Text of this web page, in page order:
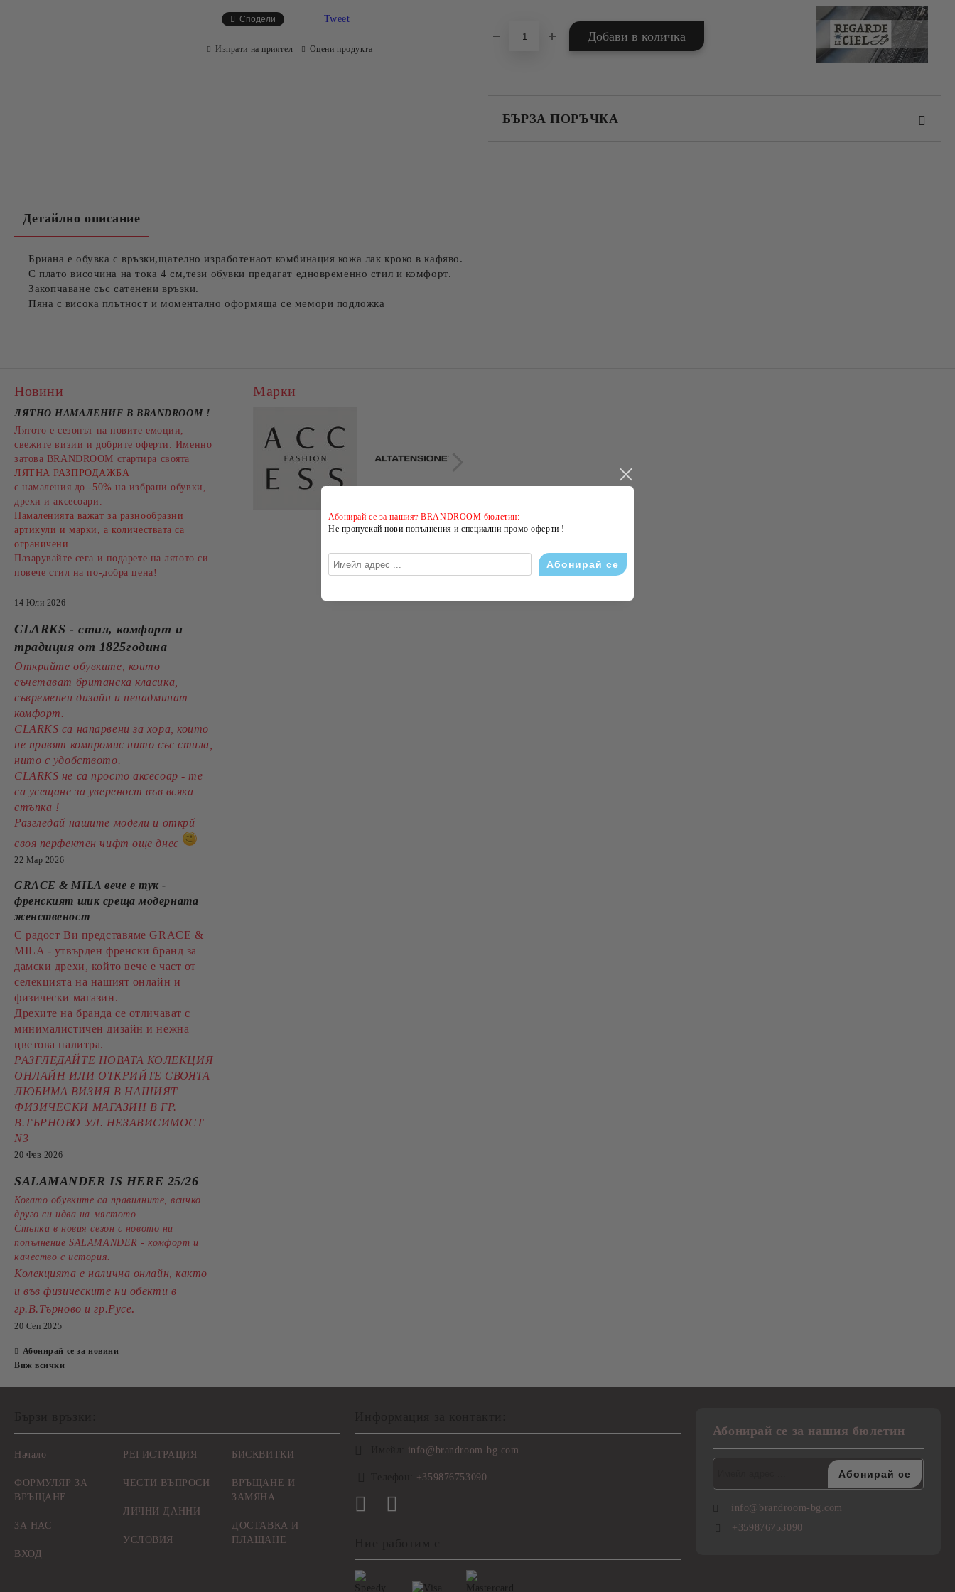
БЪРЗА ПОРЪЧКА
Сподели Tweet
Изпрати на приятел Оцени продукта
Детайлно описание
Бриана е обувка с връзки,щателно изработенаот комбинация кожа лак кроко в кафяво.
С плато височина на тока 4 см,тези обувки предагат едновременно стил и комфорт.
Закопчаване със сатенени връзки.
Пяна с висока плътност и моментално оформяща се мемори подложка
Новини
ЛЯТНО НАМАЛЕНИЕ В BRANDROOM !
Лятото е сезонът на новите емоции,
свежите визии и добрите оферти. Именно
затова BRANDROOM стартира своята
ЛЯТНА РАЗПРОДАЖБА
с намаления до -50% на избрани обувки,
дрехи и аксесоари.
Намаленията важат за разнообразни
артикули и марки, а количествата са
ограничени.
Пазарувайте сега и подарете на лятото си
повече стил на по-добра цена!
14 Юли 2026
CLARKS - стил, комфорт и
традиция от 1825година
Открийте обувките, които
съчетават британска класика,
съвременен дизайн и ненадминат
комфорт.
CLARKS са напарвени за хора, които
не правят компромис нито със стила,
нито с удобството.
CLARKS не са просто аксесоар - те
са усещане за увереност във всяка
стъпка !
Разгледай нашите модели и открй
своя перфектен чифт още днес
22 Мар 2026
GRACE & MILA вече е тук -
френският шик среща модерната
женственост
С радост Ви представяме GRACE &
MILA - утвърден френски бранд за
дамски дрехи, който вече е част от
селекцията на нашият онлайн и
физически магазин.
Дрехите на бранда се отличават с
минималистичен дизайн и нежна
цветова палитра.
РАЗГЛЕДАЙТЕ НОВАТА КОЛЕКЦИЯ
ОНЛАЙН ИЛИ ОТКРИЙТЕ СВОЯТА
ЛЮБИМА ВИЗИЯ В НАШИЯТ
ФИЗИЧЕСКИ МАГАЗИН В ГР.
В.ТЪРНОВО УЛ. НЕЗАВИСИМОСТ
N3
20 Фев 2026
SALAMANDER IS HERE 25/26
Когато обувките са правилните, всичко
друго си идва на мястото.
Стъпка в новия сезон с новото ни
попълнение SALAMANDER - комфорт и
качество с история.
Колекцията е налична онлайн, както
и във физическите ни обекти в
гр.В.Търново и гр.Русе.
20 Сеп 2025
Абонирай се за новини
Виж всички
Марки
Начало
ФОРМУЛЯР ЗА
ВРЪЩАНЕ
ЗА НАС
ВХОД
РЕГИСТРАЦИЯ
ЧЕСТИ ВЪПРОСИ
ЛИЧНИ ДАННИ
УСЛОВИЯ
БИСКВИТКИ
ВРЪЩАНЕ И
ЗАМЯНА
ДОСТАВКА И
ПЛАЩАНЕ
info@brandroom-bg.com
+359876753090
Абонирай се за нашия бюлетин
info@brandroom-bg.com
+359876753090
Абонирай се за нашият BRANDROOM бюлетин:
Не пропускай нови попълнения и специални промо оферти !